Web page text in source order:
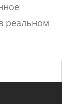
реальном